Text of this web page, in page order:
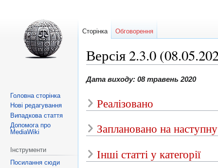
Версія 2.3.0
Перейти
навігації
Перейти
пошуку
Дата виходу: 08 травень 2020
Реалізовано
Заплановано на
Інші статті у категорії
Сторінка Обговорення
Головна сторінка
Нові редагування
Випадкова стаття
Допомога про
MediaWiki
Інструменти
Посилання сюди